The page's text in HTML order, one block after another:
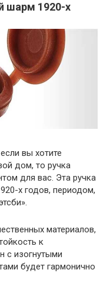
шарм 1920-х
вы хотите
дом, то ручка
для вас. Эта ручка
х годов, периодом,
материалов,
к
с изогнутыми
будет гармонично